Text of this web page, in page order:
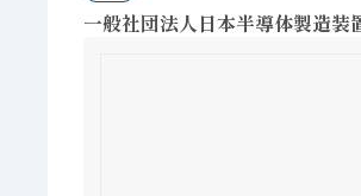
一般社団法人日本半導体製造